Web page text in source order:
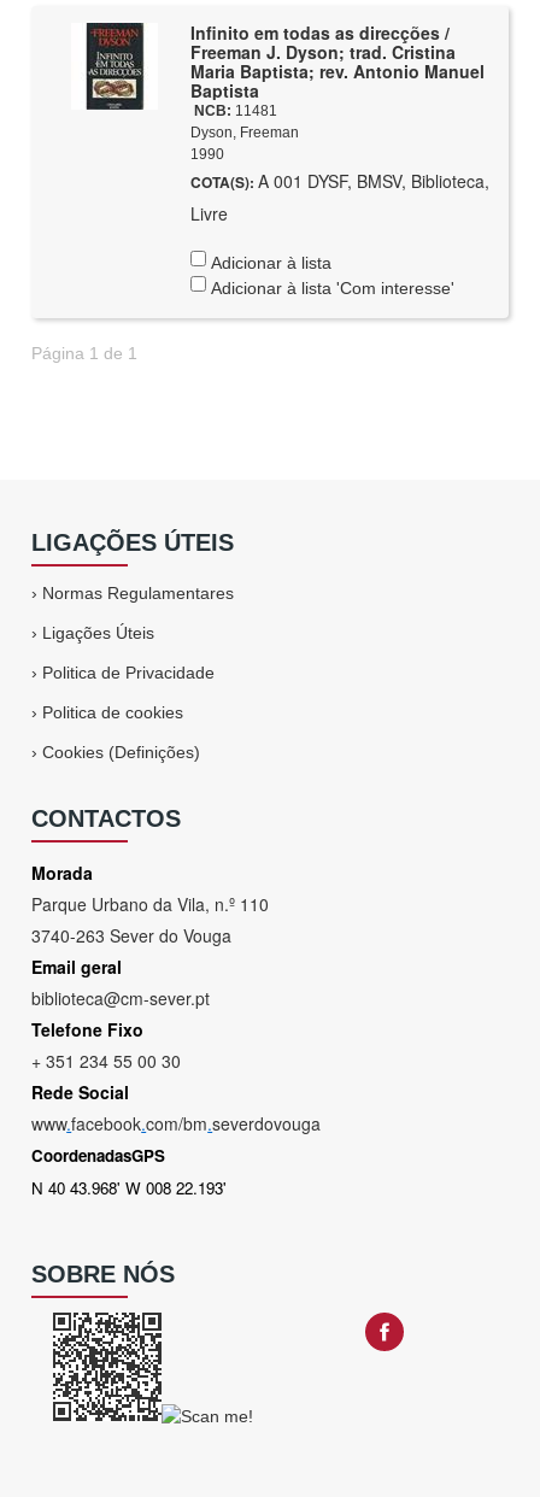
Infinito em todas as direcções /
Freeman J. Dyson; trad. Cristina
Maria Baptista; rev. Antonio Manuel
Baptista
NCB: 11481
Dyson, Freeman
1990
COTA(S): A 001 DYSF, BMSV, Biblioteca,
Livre
Adicionar à lista
Adicionar à lista 'Com interesse'
Página 1 de 1
LIGAÇÕES ÚTEIS
› Normas Regulamentares
› Ligações Úteis
› Politica de Privacidade
› Politica de cookies
›Cookies (Definições)
CONTACTOS
Morada
Parque Urbano da Vila, n.º 110
3740-263 Sever do Vouga
Email geral
biblioteca@cm-sever.pt
Telefone Fixo
+ 351 234 55 00 30
Rede Social
www.facebook.com/bm.severdovouga
CoordenadasGPS
N 40 43.968' W 008 22.193'
SOBRE NÓS